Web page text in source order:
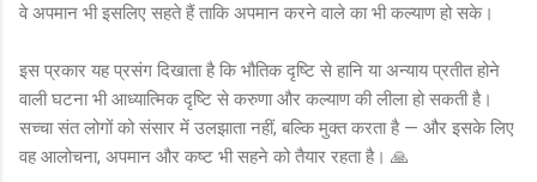
वे अपमान भी इसलिए सहते हैं ताकि अपमान करने वाले का भी कल्याण हो सके।
इस प्रकार यह प्रसंग दिखाता है कि भौतिक दृष्टि से हानि या अन्याय प्रतीत होने
वाली घटना भी आध्यात्मिक दृष्टि से करुणा और कल्याण की लीला हो सकती है।
सच्चा संत लोगों को संसार में उलझाता नहीं, बल्कि मुक्त करता है — और इसके लिए
वह आलोचना, अपमान और कष्ट भी सहने को तैयार रहता है। 🙏